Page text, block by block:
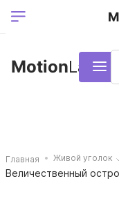
Ваш регион
MotionLamps
Главная Живой уголок
Величественный